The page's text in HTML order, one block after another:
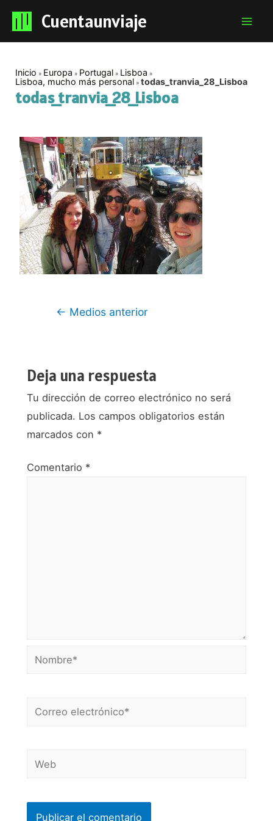
Cuentaunviaje
Inicio Europa Portugal
Lisboa
Lisboa, mucho más personal
todas_tranvia_28_Lisboa
todas_tranvia_28_Lisboa
Navegación
← Medios anterior
Deja una respuesta
Tu dirección de correo electrónico no será
publicada. Los campos obligatorios están
marcados con *
Comentario *
Nombre*
Correo
Web